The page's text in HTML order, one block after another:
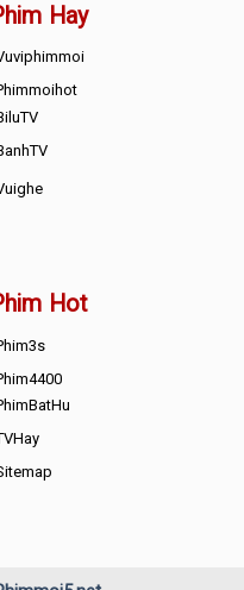
Hay
Hot